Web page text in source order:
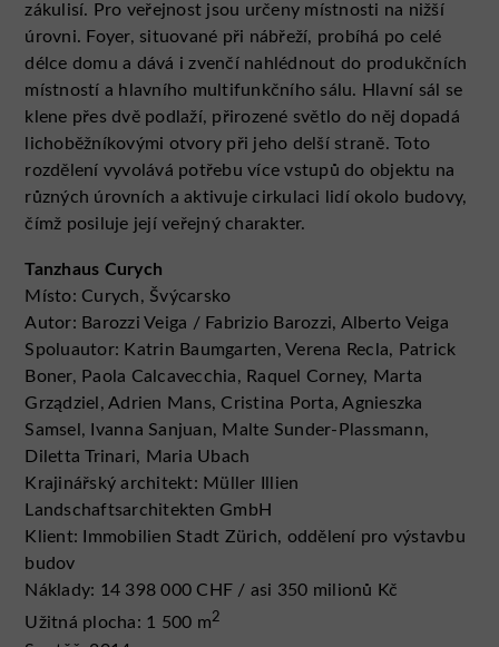
zákulisí. Pro veřejnost jsou určeny místnosti na nižší
úrovni. Foyer, situované při nábřeží, probíhá po celé
délce domu a dává i zvenčí nahlédnout do produkčních
místností a hlavního multifunkčního sálu. Hlavní sál se
klene přes dvě podlaží, přirozené světlo do něj dopadá
lichoběžníkovými otvory při jeho delší straně. Toto
rozdělení vyvolává potřebu více vstupů do objektu na
různých úrovních a aktivuje cirkulaci lidí okolo budovy,
čímž posiluje její veřejný charakter.
Tanzhaus Curych
Místo: Curych, Švýcarsko
Autor: Barozzi Veiga / Fabrizio Barozzi, Alberto Veiga
Spoluautor: Katrin Baumgarten, Verena Recla, Patrick
Boner, Paola Calcavecchia, Raquel Corney, Marta
Grządziel, Adrien Mans, Cristina Porta, Agnieszka
Samsel, Ivanna Sanjuan, Malte Sunder-Plassmann,
Diletta Trinari, Maria Ubach
Krajinářský architekt: Müller Illien
Landschaftsarchitekten GmbH
Klient: Immobilien Stadt Zürich, oddělení pro výstavbu
budov
Náklady: 14 398 000 CHF / asi 350 milionů Kč
Užitná plocha: 1 500 m2